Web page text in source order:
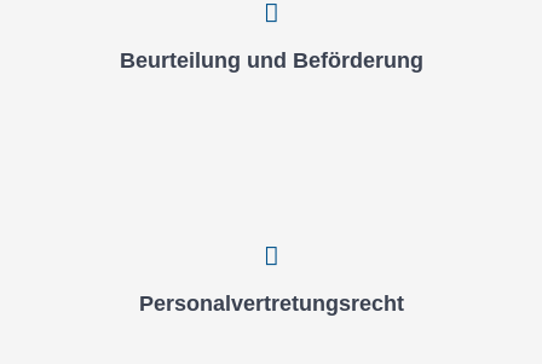
Beur­tei­lung und Beför­de­rung
Per­so­nal­ver­tre­tungs­recht